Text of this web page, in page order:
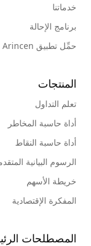
خدماتنا
برنامج الإحالة
حمِّل تطبيق Arincen
المنتجات
تعلم التداول
أداة حاسبة المخاطر
أداة حاسبة النقاط
الرسوم البيانية
خريطة الأسهم
المفكرة الإقتصادية
المصطلحات